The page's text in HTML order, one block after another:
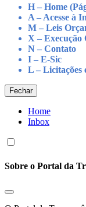
H – Home
A – Acesse à
M – Leis
X – Execução
N – Contato
I – E-Sic
L – Licitações
Fechar
Home
Inbox
Sobre o Portal da